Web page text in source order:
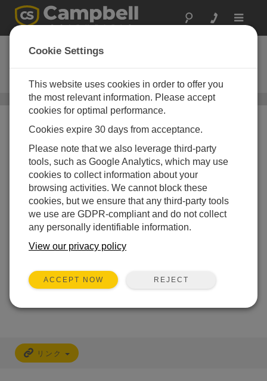
Toggle
CRS451V
スタンドアロン水位センサ（ロガ
ー内蔵、ステンレス、大気開放）
水位、流量センサ/ CRS451V
圧力変換器とロガーの
高い分解能と正確度
リンク
Cookie Settings
This website uses cookies in order to offer you
the most relevant information. Please accept
cookies for optimal performance.
Cookies expire 30 days from acceptance.
Please note that we also leverage third-party
tools, such as Google Analytics, which may use
cookies to collect information about your
browsing activities. We cannot block these
cookies, but we ensure that any third-party tools
we use are GDPR-compliant and do not collect
any personally identifiable information.
View our privacy policy
ACCEPT NOW REJECT